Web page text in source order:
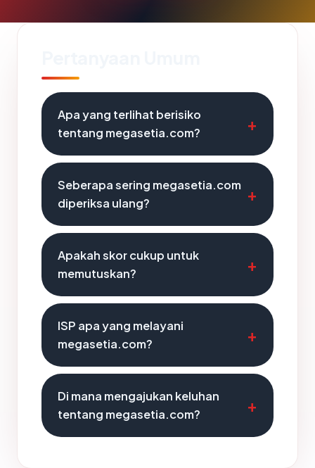
Apa yang terlihat berisiko
tentang megasetia.com?
Seberapa sering megasetia.com
diperiksa ulang?
Apakah skor cukup untuk
memutuskan?
ISP apa yang melayani
megasetia.com?
Di mana mengajukan keluhan
tentang megasetia.com?